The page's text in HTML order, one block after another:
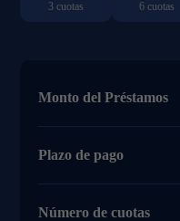
3 cuotas 6 cuotas
Monto del Préstamos
Plazo de pago
Número de cuotas